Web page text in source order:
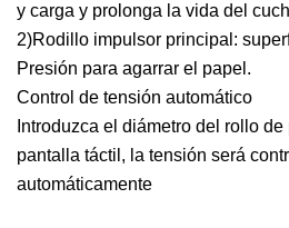
y carga y prolonga la vida del
2)Rodillo impulsor principal:
Presión para agarrar el papel.
Control de tensión automático
Introduzca el diámetro del rollo
pantalla táctil, la tensión será
automáticamente